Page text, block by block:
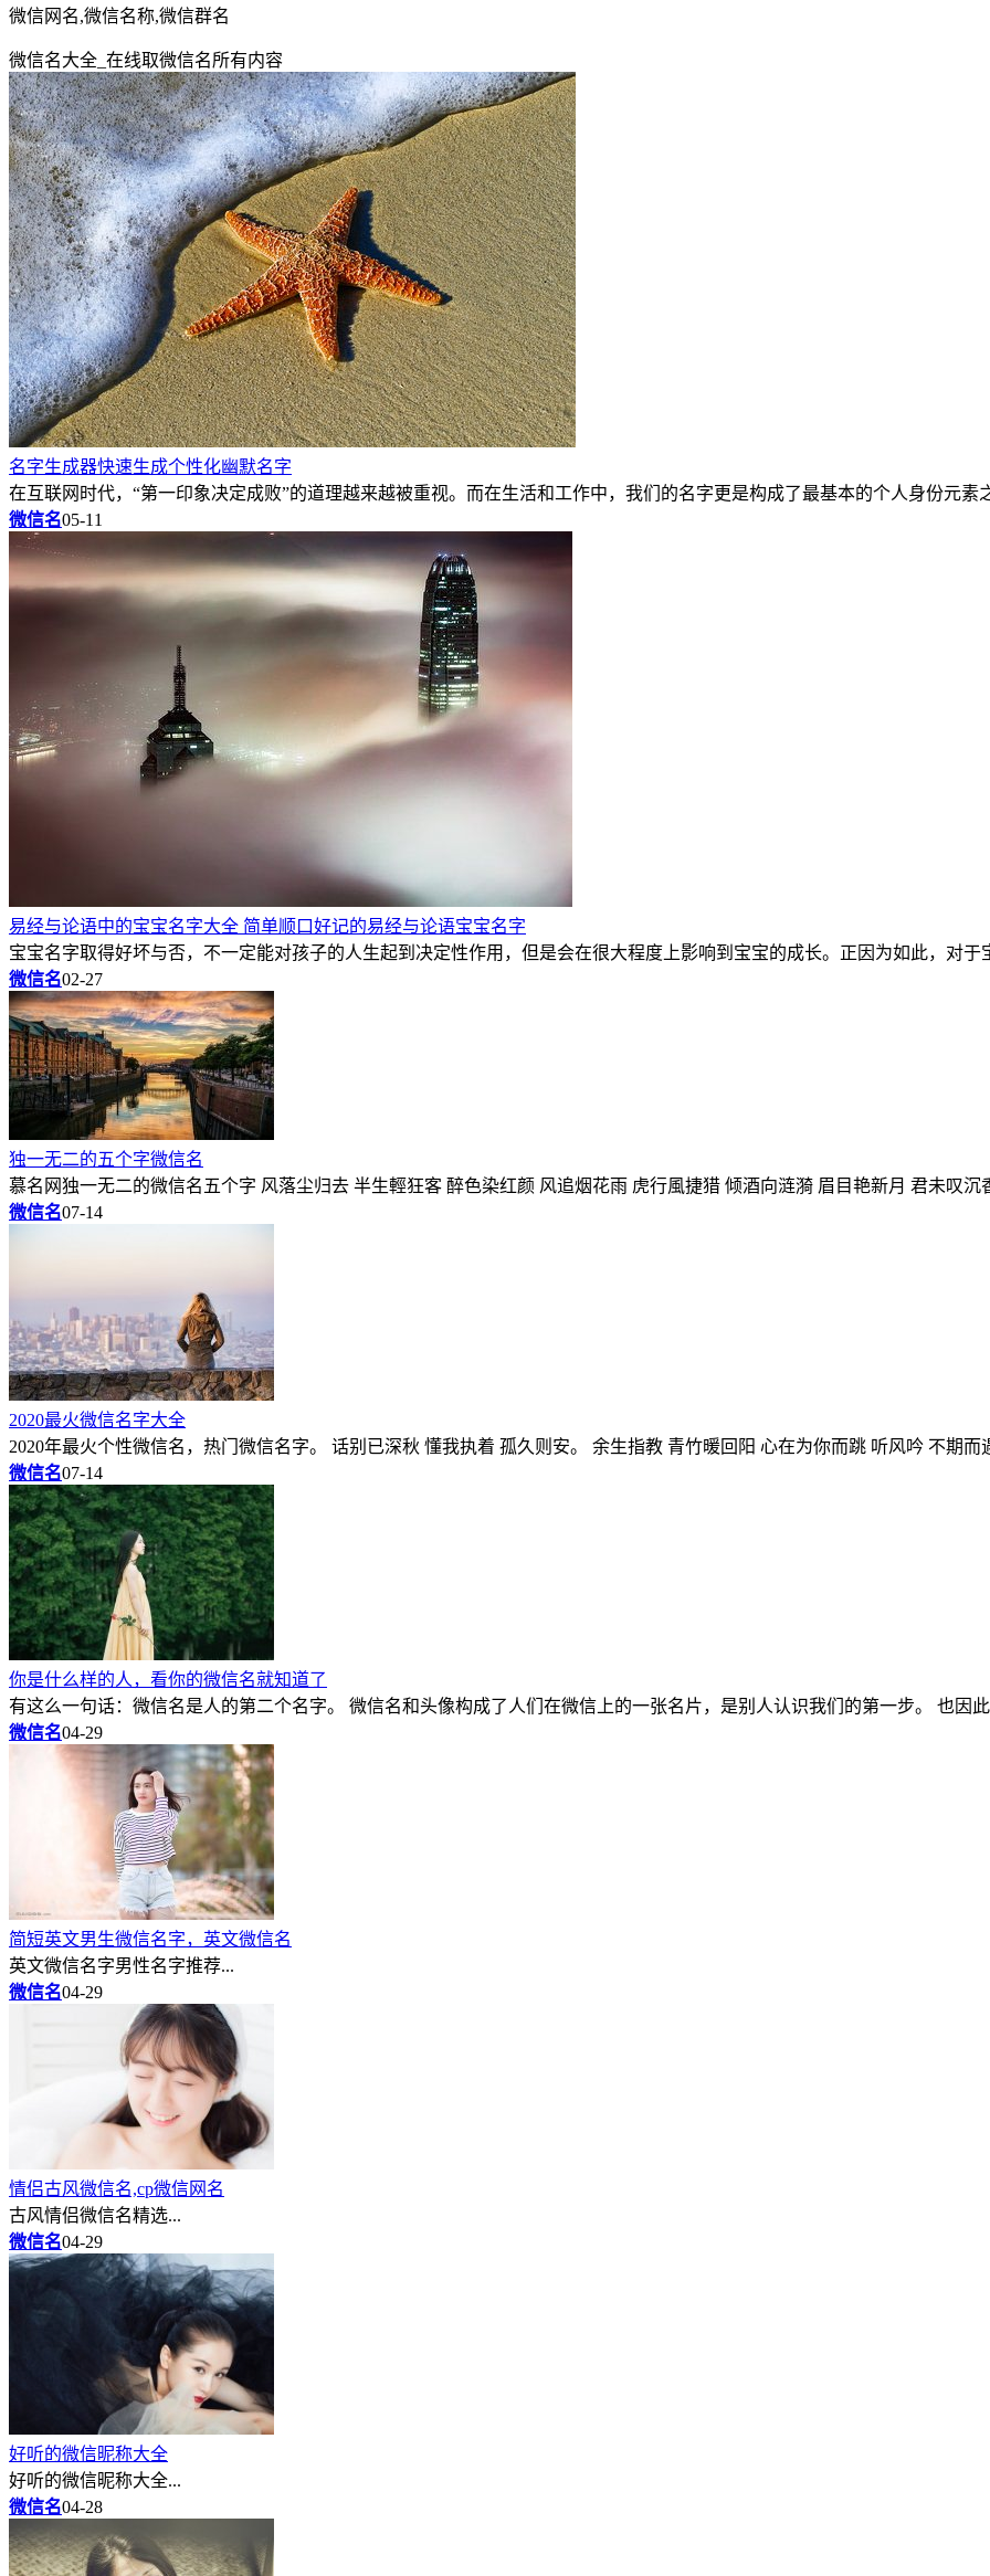
微信网名,微信名称,微信群名
微信名大全_在线取微信名所有内容
名字生成器快速生成个性化幽默名字
在互联网时代，“第一印象决定成败”的道理越来越被重视。而在生活和工作中，我们的名字更是构成了最基本的个人身份元素
微信名05-11
易经与论语中的宝宝名字大全 简单顺口好记的易经与论语宝宝名字
宝宝名字取得好坏与否，不一定能对孩子的人生起到决定性作用，但是会在很大程度上影响到宝宝的成长。正因为如此，对于
微信名02-27
独一无二的五个字微信名
慕名网独一无二的微信名五个字 风落尘归去 半生輕狂客 醉色染红颜 风追烟花雨 虎行風捷猎 倾酒向涟漪 眉目艳新月 君未叹沉
微信名07-14
2020最火微信名字大全
2020年最火个性微信名，热门微信名字。 话别已深秋 懂我执着 孤久则安。 余生指教 青竹暖回阳 心在为你而跳 听风吟 不期而
微信名07-14
你是什么样的人，看你的微信名就知道了
有这么一句话：微信名是人的第二个名字。 微信名和头像构成了人们在微信上的一张名片，是别人认识我们的第一步。 也因
微信名04-29
简短英文男生微信名字，英文微信名
英文微信名字男性名字推荐...
微信名04-29
情侣古风微信名,cp微信网名
古风情侣微信名精选...
微信名04-29
好听的微信昵称大全
好听的微信昵称大全...
微信名04-28